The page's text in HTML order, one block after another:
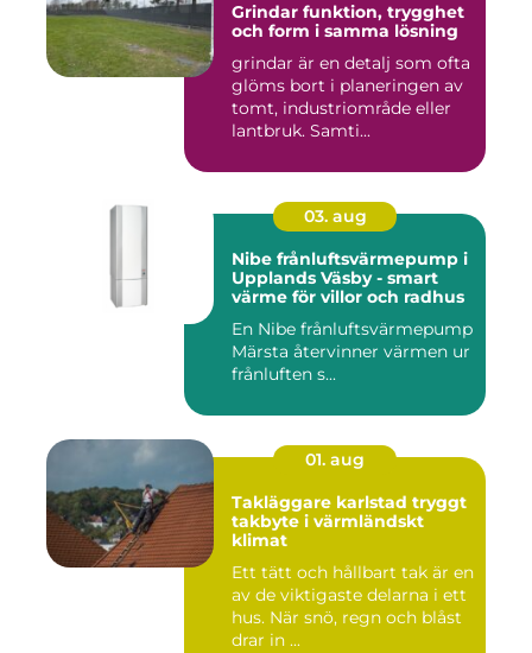
Grindar funktion, trygghet
och form i samma lösning
grindar är en detalj som ofta
glöms bort i planeringen av
tomt, industriområde eller
lantbruk. Samti...
03. aug
Nibe frånluftsvärmepump i
Upplands Väsby - smart
värme för villor och radhus
En Nibe frånluftsvärmepump
Märsta återvinner värmen ur
frånluften s...
01. aug
Takläggare karlstad tryggt
takbyte i värmländskt
klimat
Ett tätt och hållbart tak är en
av de viktigaste delarna i ett
hus. När snö, regn och blåst
drar in ...